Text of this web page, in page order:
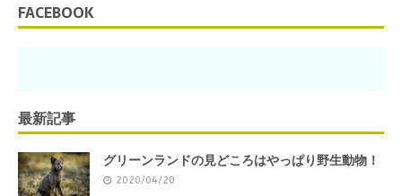
FACEBOOK
最新記事
グリーンランドの見どころはやっぱり野生動物！
2020/04/20